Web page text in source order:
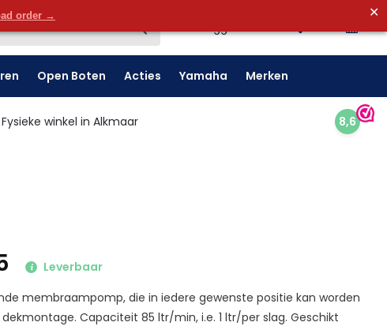
order → ✕
Open Boten Acties Yamaha Merken
Fysieke winkel in Alkmaar 8,6
Leverbaar
membraampomp, die in iedere gewenste positie kan worden
Capaciteit 85 ltr/min, i.e. 1 ltr/per slag. Geschikt